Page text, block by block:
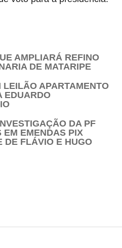
AMPLIARÁ REFINO
DE MATARIPE
APARTAMENTO
EDUARDO
DA PF
EM EMENDAS PIX
DE FLÁVIO E HUGO